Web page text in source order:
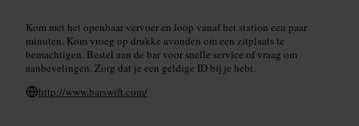
Kom met het openbaar vervoer en loop vanaf het station een paar
minuten. Kom vroeg op drukke avonden om een zitplaats te
bemachtigen. Bestel aan de bar voor snelle service of vraag om
aanbevelingen. Zorg dat je een geldige ID bij je hebt.
http://www.barswift.com/